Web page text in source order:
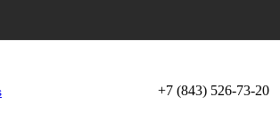
Вход Регистрация
+7 (843) 526-73-20